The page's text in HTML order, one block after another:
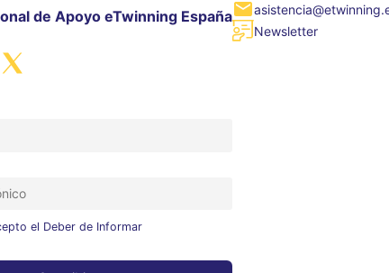
de Apoyo eTwinning España
el Deber de Informar
Newsletter